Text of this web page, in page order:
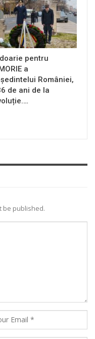
pentru
a
României,
de ani de la
be published.